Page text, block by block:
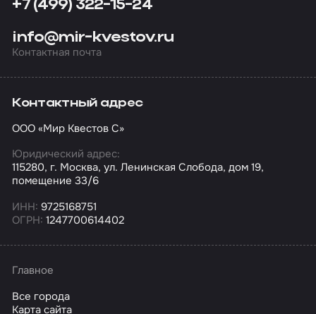
+7 (499) 322-15-24
info@mir-kvestov.ru
Контактная почта
Контактный адрес
ООО «Мир Квестов С»
Юридический адрес:
115280, г. Москва, ул. Ленинская Слобода, дом 19,
помещение 33/6
ИНН: 9725168751
ОГРН: 1247700614402
Главное
Все города
Карта сайта